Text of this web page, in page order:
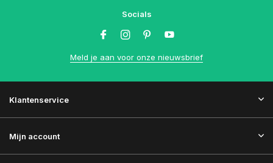
Socials
Meld je aan voor onze nieuwsbrief
Klantenservice
Mijn account